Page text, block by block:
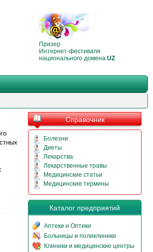
Призер
Интернет-фестиваля
национального домена UZ
Справочник
Болезни
Диеты
Лекарства
Лекарственные травы
Медицинские статьи
Медицинские термины
Каталог предприятий
Аптеки и Оптики
Больницы и поликлиники
Клиники и медицинские центры